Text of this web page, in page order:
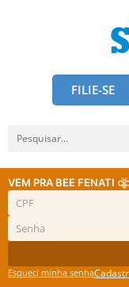
FILIE-SE
VEM PRA BEE FENATI
Esqueci minha senha